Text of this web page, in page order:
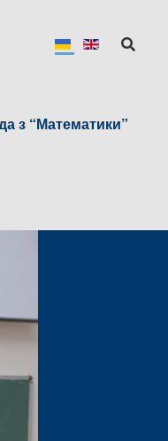
з “Математики”